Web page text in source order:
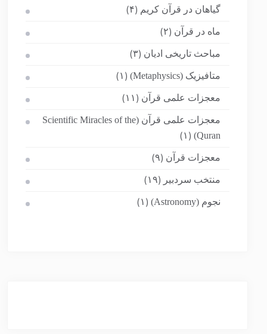
گیاهان در قرآن کریم (۴)
ماه در قرآن (۲)
مباحث تاریخی ادیان (۳)
متافیزیک (Metaphysics) (۱)
معجزات علمی قرآن (۱۱)
معجزات علمی قرآن (Scientific Miracles of the
Quran)
(۱)
معجزات قرآن (۹)
منتخب سردبیر (۱۹)
نجوم (Astronomy) (۱)